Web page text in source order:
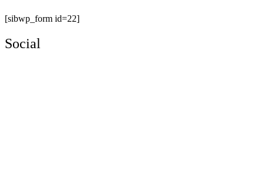
[sibwp_form id=22]
Social